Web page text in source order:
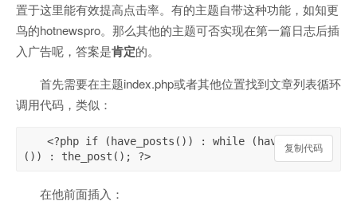
置于这里能有效提高点击率。有的主题自带这种功能，如知更
鸟的hotnewspro。那么其他的主题可否实现在第一篇日志后插
入广告呢，答案是肯定的。
首先需要在主题index.php或者其他位置找到文章列表循环
调用代码，类似：
复制代码
复制代码
<?php if (have_posts()) : while (have_posts
()) : the_post(); ?>
在他前面插入：